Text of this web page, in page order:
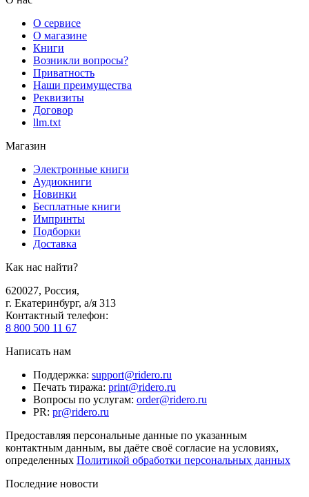
О сервисе
О магазине
Книги
Возникли вопросы?
Приватность
Наши преимущества
Реквизиты
Договор
llm.txt
Магазин
Электронные книги
Аудиокниги
Новинки
Бесплатные книги
Импринты
Подборки
Доставка
Как нас найти?
620027, Россия,
г. Екатеринбург, а/я 313
Контактный телефон:
8 800 500 11 67
Написать нам
Поддержка: support@ridero.ru
Печать тиража: print@ridero.ru
Вопросы по услугам: order@ridero.ru
PR: pr@ridero.ru
Предоставляя персональные данные по указанным
контактным данным, вы даёте своё согласие на условиях,
определенных Политикой обработки персональных данных
Последние новости